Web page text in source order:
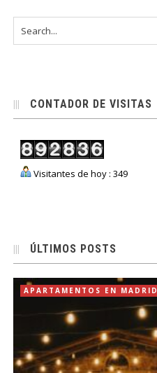
CONTADOR DE VISITAS
Visitantes de hoy : 349
ÚLTIMOS POSTS
APARTAMENTOS EN MADRID